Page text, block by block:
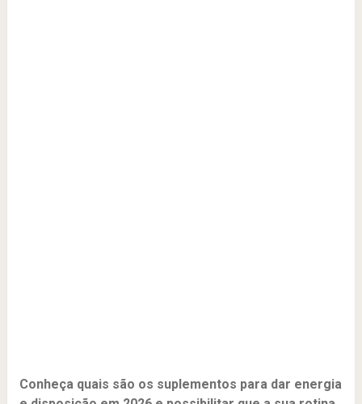
Conheça quais são os suplementos para dar energia